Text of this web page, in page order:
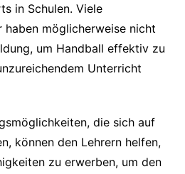
in Schulen. Viele
möglicherweise nicht
um Handball effektiv zu
Unterricht
die sich auf
können den Lehrern helfen,
zu erwerben, um den